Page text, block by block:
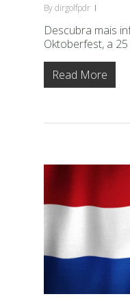
Bydirgolfpdr
Descubra mais
Oktoberfest, a
Read More